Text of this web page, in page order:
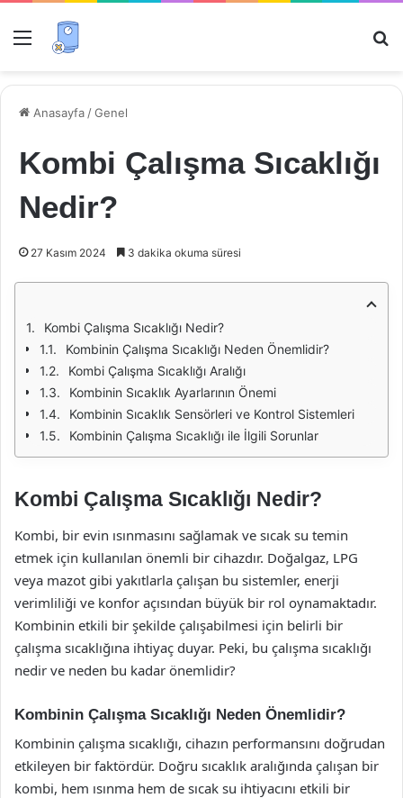
Menü
Anasayfa /Genel
Kombi Çalışma Sıcaklığı
Nedir?
27 Kasım 2024 3 dakika okuma süresi
Kombi Çalışma Sıcaklığı Nedir?
Kombinin Çalışma Sıcaklığı Neden Önemlidir?
Kombi Çalışma Sıcaklığı Aralığı
Kombinin Sıcaklık Ayarlarının Önemi
Kombinin Sıcaklık Sensörleri ve Kontrol Sistemleri
Kombinin Çalışma Sıcaklığı ile İlgili Sorunlar
Kombi Çalışma Sıcaklığı Nedir?
Kombi, bir evin ısınmasını sağlamak ve sıcak su temin
etmek için kullanılan önemli bir cihazdır. Doğalgaz, LPG
veya mazot gibi yakıtlarla çalışan bu sistemler, enerji
verimliliği ve konfor açısından büyük bir rol oynamaktadır.
Kombinin etkili bir şekilde çalışabilmesi için belirli bir
çalışma sıcaklığına ihtiyaç duyar. Peki, bu çalışma sıcaklığı
nedir ve neden bu kadar önemlidir?
Kombinin Çalışma Sıcaklığı Neden Önemlidir?
Kombinin çalışma sıcaklığı, cihazın performansını doğrudan
etkileyen bir faktördür. Doğru sıcaklık aralığında çalışan bir
kombi, hem ısınma hem de sıcak su ihtiyacını etkili bir